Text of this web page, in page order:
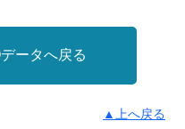
ータへ戻る
▲上へ戻る